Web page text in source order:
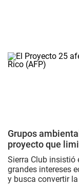
Grupos
proyecto que
Sierra Club insistió
grandes intereses
y busca convertir